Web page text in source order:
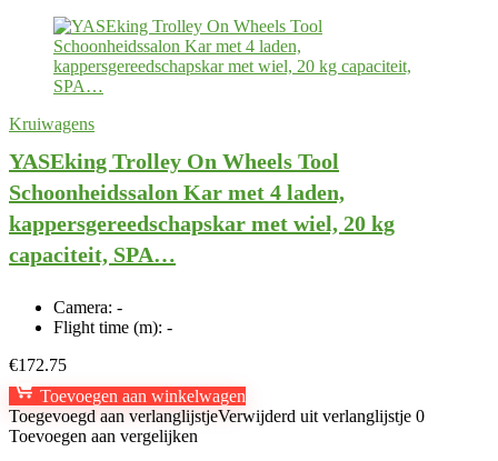
Kruiwagens
YASEking Trolley On Wheels Tool
Schoonheidssalon Kar met 4 laden,
kappersgereedschapskar met wiel, 20 kg
capaciteit, SPA…
Camera: -
Flight time (m): -
€172.75
Toevoegen aan winkelwagen
Toegevoegd aan verlanglijstjeVerwijderd uit verlanglijstje 0
Toevoegen aan vergelijken